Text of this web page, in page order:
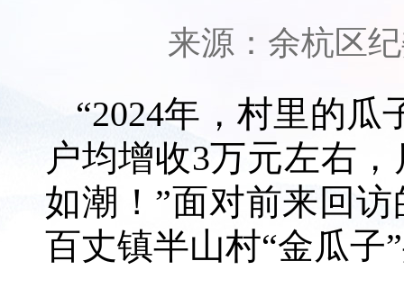
来源： 余杭区
“2024年，村里的
户均增收3万元左右
如潮！”面对前来回
百丈镇半山村“金瓜子